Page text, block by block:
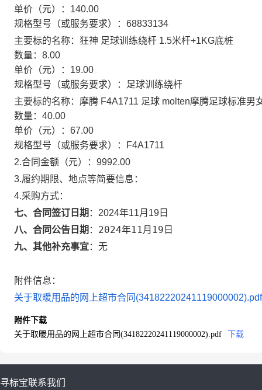
单价（元）： 140.00
规格型号（或服务要求）： 68833134
主要标的名称： 狂神 足球训练绕杆 1.5米杆+1KG底桩
数量： 8.00
单价（元）： 19.00
规格型号（或服务要求）：
足球训练绕杆
主要标的名称： 摩腾 F4A1711 足球 molten摩腾足球标准男
数量： 40.00
单价（元）： 67.00
规格型号（或服务要求）：
F4A1711
2.合同金额（元）： 9992.00
3.履约期限、地点等简要信息：
4.采购方式：
七、合同签订日期 ： 2024年11月19日
八、合同公告日期 ： 2024年11月19日
九、其他补充事宜： 无
附件信息：
关于取暖用品的网上超市合同(34182220241119000002).pdf
附件下载
关于取暖用品的网上超市合同(34182220241119000002).pdf
下载
寻标宝联系我们